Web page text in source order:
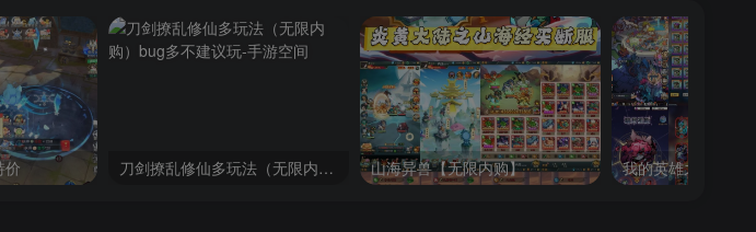
价 刀剑撩乱修仙多玩法（无限内购）bug多不建议玩 山海异兽【无限内购】